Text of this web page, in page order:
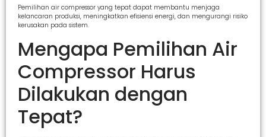
Pemilihan air compressor yang tepat dapat membantu menjaga
kelancaran produksi, meningkatkan efisiensi energi, dan mengurangi risiko
kerusakan pada sistem.
Mengapa Pemilihan Air
Compressor Harus
Dilakukan dengan
Tepat?